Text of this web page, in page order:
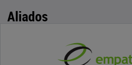
Aliados